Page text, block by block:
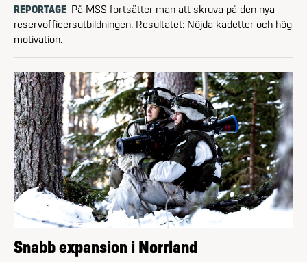
REPORTAGE På MSS fort­sätter man att skruva på den nya
reservofficers­utbildningen. Resultatet: Nöjda kadetter och hög
motivation.
Snabb expansion i Norrland